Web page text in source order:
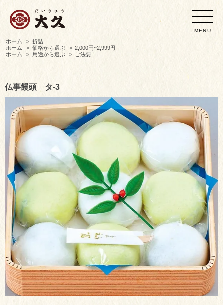
MENU
ホーム > 折詰
ホーム
> 価格から選ぶ > 2,000円~2,999円
ホーム
> 用途から選ぶ > ご法要
仏事饅頭 タ-3